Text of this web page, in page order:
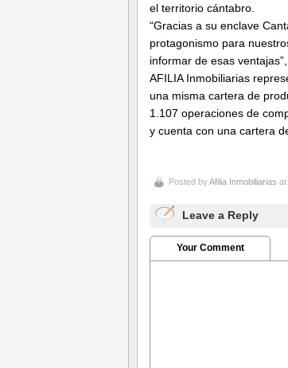
el territorio cántabro.
“Gracias a su enclave
protagonismo para
informar de esas
AFILIA Inmobiliarias
una misma cartera de
1.107 operaciones de
y cuenta con una cartera
Posted byAfilia Inmobiliarias at
Leave a Reply
Your Comment